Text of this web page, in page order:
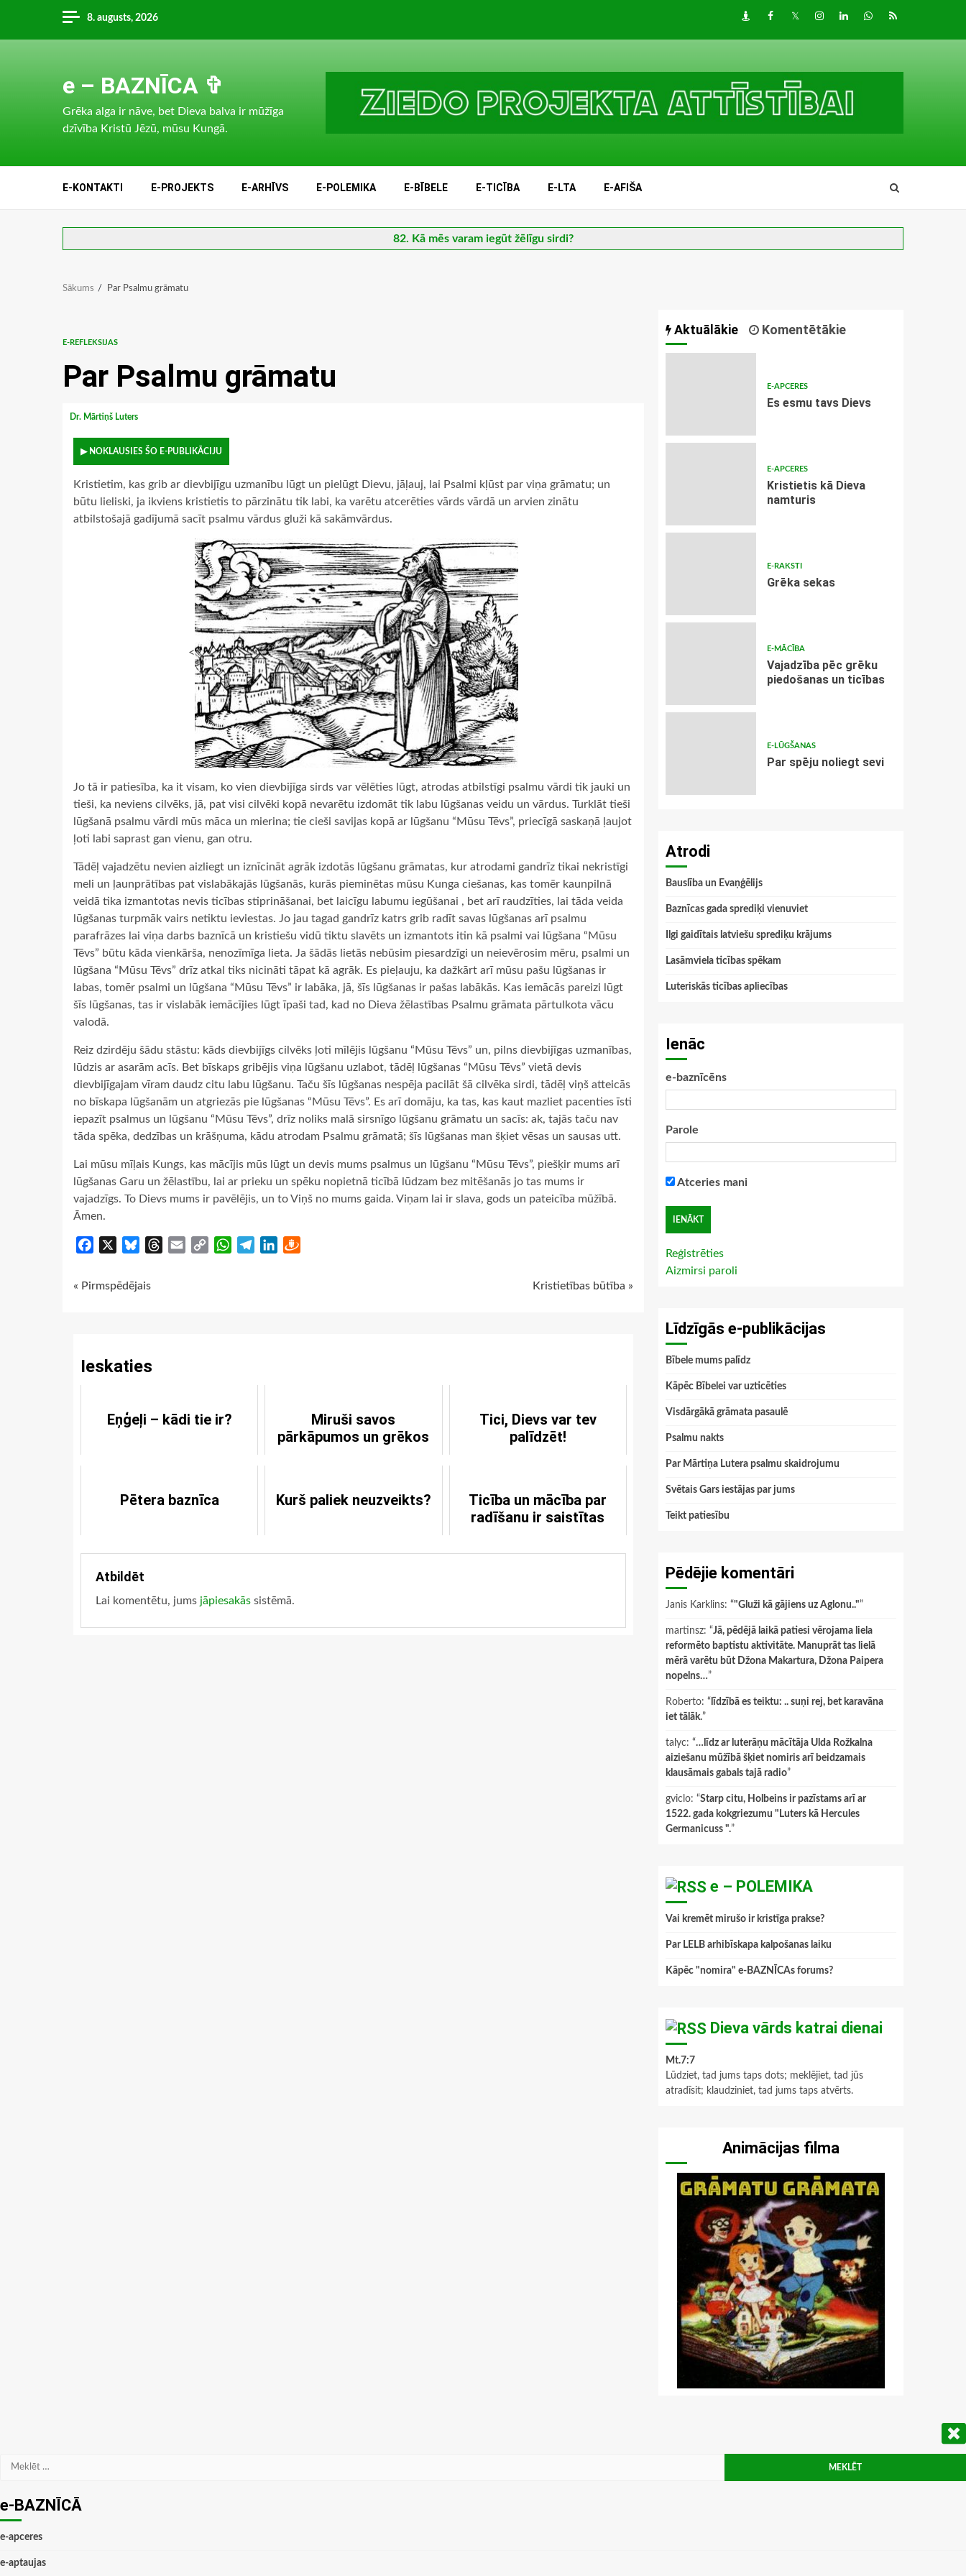
content
8. augusts, 2026 DraugiemFacebook
TwitterInstagram
LinkedInwhatsapp
RSS
e – BAZNĪCA ✞
Grēka alga ir nāve, bet Dieva balva ir mūžīga
dzīvība Kristū Jēzū, mūsu Kungā.
E-KONTAKTI E-PROJEKTS E-ARHĪVS E-POLEMIKA E-BĪBELE E-TICĪBA E-LTA E-AFIŠA
82. Kā mēs varam iegūt žēlīgu sirdi?
Sākums Par Psalmu grāmatu
E-REFLEKSIJAS
Par Psalmu grāmatu
Dr. Mārtiņš Luters
▶ NOKLAUSIES ŠO E-PUBLIKĀCIJU
Kristietim, kas grib ar dievbijīgu uzmanību lūgt un pielūgt Dievu, jāļauj, lai Psalmi kļūst par viņa grāmatu; un
būtu lieliski, ja ikviens kristietis to pārzinātu tik labi, ka varētu atcerēties vārds vārdā un arvien zinātu
atbilstošajā gadījumā sacīt psalmu vārdus gluži kā sakāmvārdus.
<
Jo tā ir patiesība, ka it visam, ko vien dievbijīga sirds var vēlēties lūgt, atrodas atbilstīgi psalmu vārdi tik jauki un
tieši, ka neviens cilvēks, jā, pat visi cilvēki kopā nevarētu izdomāt tik labu lūgšanas veidu un vārdus. Turklāt tieši
lūgšanā psalmu vārdi mūs māca un mierina; tie cieši savijas kopā ar lūgšanu “Mūsu Tēvs”, priecīgā saskaņā ļaujot
ļoti labi saprast gan vienu, gan otru.
Tādēļ vajadzētu nevien aizliegt un iznīcināt agrāk izdotās lūgšanu grāmatas, kur atrodami gandrīz tikai nekristīgi
meli un ļaunprātības pat vislabākajās lūgšanās, kurās pieminētas mūsu Kunga ciešanas, kas tomēr kaunpilnā
veidā tika izmantotas nevis ticības stiprināšanai, bet laicīgu labumu iegūšanai , bet arī raudzīties, lai tāda veida
lūgšanas turpmāk vairs netiktu ieviestas. Jo jau tagad gandrīz katrs grib radīt savas lūgšanas arī psalmu
parafrāzes lai viņa darbs baznīcā un kristiešu vidū tiktu slavēts un izmantots itin kā psalmi vai lūgšana “Mūsu
Tēvs” būtu kāda vienkārša, nenozīmīga lieta. Ja šādās lietās nebūsim piesardzīgi un neievērosim mēru, psalmi un
lūgšana “Mūsu Tēvs” drīz atkal tiks nicināti tāpat kā agrāk. Es pieļauju, ka dažkārt arī mūsu pašu lūgšanas ir
labas, tomēr psalmi un lūgšana “Mūsu Tēvs” ir labāka, jā, šīs lūgšanas ir pašas labākās. Kas iemācās pareizi lūgt
šīs lūgšanas, tas ir vislabāk iemācījies lūgt īpaši tad, kad no Dieva žēlastības Psalmu grāmata pārtulkota vācu
valodā.
Reiz dzirdēju šādu stāstu: kāds dievbijīgs cilvēks ļoti mīlējis lūgšanu “Mūsu Tēvs” un, pilns dievbijīgas uzmanības,
lūdzis ar asarām acīs. Bet bīskaps gribējis viņa lūgšanu uzlabot, tādēļ lūgšanas “Mūsu Tēvs” vietā devis
dievbijīgajam vīram daudz citu labu lūgšanu. Taču šīs lūgšanas nespēja pacilāt šā cilvēka sirdi, tādēļ viņš atteicās
no bīskapa lūgšanām un atgriezās pie lūgšanas “Mūsu Tēvs”. Es arī domāju, ka tas, kas kaut mazliet pacenties īsti
iepazīt psalmus un lūgšanu “Mūsu Tēvs”, drīz noliks malā sirsnīgo lūgšanu grāmatu un sacīs: ak, tajās taču nav
tāda spēka, dedzības un krāšņuma, kādu atrodam Psalmu grāmatā; šīs lūgšanas man šķiet vēsas un sausas utt.
Lai mūsu mīļais Kungs, kas mācījis mūs lūgt un devis mums psalmus un lūgšanu “Mūsu Tēvs”, piešķir mums arī
lūgšanas Garu un žēlastību, lai ar prieku un spēku nopietnā ticībā lūdzam bez mitēšanās jo tas mums ir
vajadzīgs. To Dievs mums ir pavēlējis, un to Viņš no mums gaida. Viņam lai ir slava, gods un pateicība mūžībā.
Āmen.
Facebook BlueskyThreads
Email
Copy
WhatsApp
TelegramLinkedIn
Continue
« Pirmspēdējais Kristietības būtība »
Ieskaties
Eņģeļi – kādi tie ir?
Miruši savos
pārkāpumos un grēkos
Tici, Dievs var tev
palīdzēt!
Pētera baznīca Kurš paliek neuzveikts?
Ticība un mācība par
radīšanu ir saistītas
Atbildēt
Lai komentētu, jums jāpiesakās sistēmā.
Aktuālākie Komentētākie
E-APCERES
Es esmu tavs Dievs
E-APCERES
Kristietis kā Dieva
namturis
E-RAKSTI
Grēka sekas
E-MĀCĪBA
Vajadzība pēc grēku
piedošanas un ticības
E-LŪGŠANAS
Par spēju noliegt sevi
Atrodi
Bauslība un Evaņģēlijs
Baznīcas gada sprediķi vienuviet
Ilgi gaidītais latviešu sprediķu krājums
Lasāmviela ticības spēkam
Luteriskās ticības apliecības
Ienāc
e-baznīcēns
Parole
Atceries mani
Reģistrēties
Aizmirsi paroli
Līdzīgās e-publikācijas
Bībele mums palīdz
Kāpēc Bībelei var uzticēties
Visdārgākā grāmata pasaulē
Psalmu nakts
Par Mārtiņa Lutera psalmu skaidrojumu
Svētais Gars iestājas par jums
Teikt patiesību
Pēdējie komentāri
Janis Karklins: “"Gluži kā gājiens uz Aglonu.."”
martinsz: “Jā, pēdējā laikā patiesi vērojama liela
reformēto baptistu aktivitāte. Manuprāt tas lielā
mērā varētu būt Džona Makartura, Džona Paipera
nopelns…”
Roberto: “ līdzībā es teiktu: .. suņi rej, bet karavāna
iet tālāk.”
talyc: “…līdz ar luterāņu mācītāja Ulda Rožkalna
aiziešanu mūžībā šķiet nomiris arī beidzamais
klausāmais gabals tajā radio”
gviclo: “Starp citu, Holbeins ir pazīstams arī ar
1522. gada kokgriezumu "Luters kā Hercules
Germanicuss ".”
e – POLEMIKA
Vai kremēt mirušo ir kristīga prakse?
Par LELB arhibīskapa kalpošanas laiku
Kāpēc "nomira" e-BAZNĪCAs forums?
Dieva vārds katrai dienai
Mt.7:7
Lūdziet, tad jums taps dots; meklējiet, tad jūs
atradīsit; klaudziniet, tad jums taps atvērts.
Animācijas filma
Meklēt:
e-BAZNĪCĀ
e-apceres
e-aptaujas